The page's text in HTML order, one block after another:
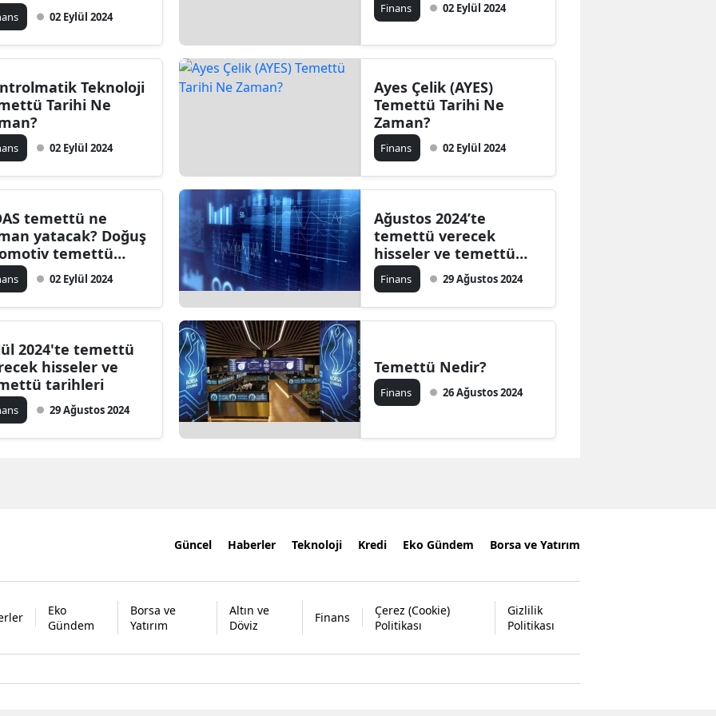
02 Eylül 2024
Finans 02 Eylül 2024
Teknoloji
Tarihi Ne
02 Eylül 2024
Ayes Çelik (AYES)
Temettü Tarihi Ne
Zaman?
Finans 02 Eylül 2024
temettü ne
yatacak? Doğuş
temettü
ne zaman?
02 Eylül 2024
Ağustos 2024’te
temettü verecek
hisseler ve temettü
tarihleri
Finans 29 Ağustos 2024
2024'te temettü
hisseler ve
tarihleri
29 Ağustos 2024
Temettü Nedir?
Finans 26 Ağustos 2024
Güncel Haberler Teknoloji Kredi Eko Gündem Borsa ve Yatırım
Eko
Gündem
Borsa ve
Yatırım
Altın ve
Döviz
Finans
Çerez (Cookie)
Politikası
Gizlilik
Politikası